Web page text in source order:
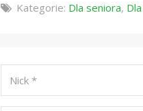
Kategorie: Dla seniora,